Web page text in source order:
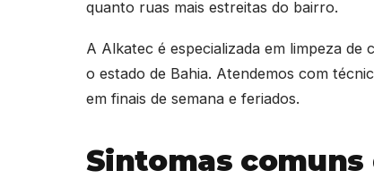
quanto ruas mais estreitas do bairro.
A Alkatec é especializada em limpeza
o estado de Bahia. Atendemos com
em finais de semana e feriados.
Sintomas